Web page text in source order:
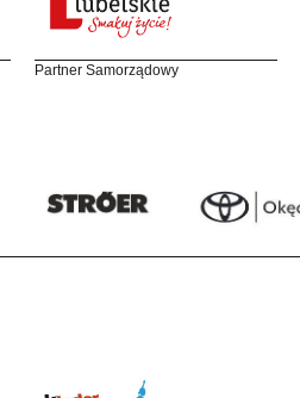
Partner Samorządowy